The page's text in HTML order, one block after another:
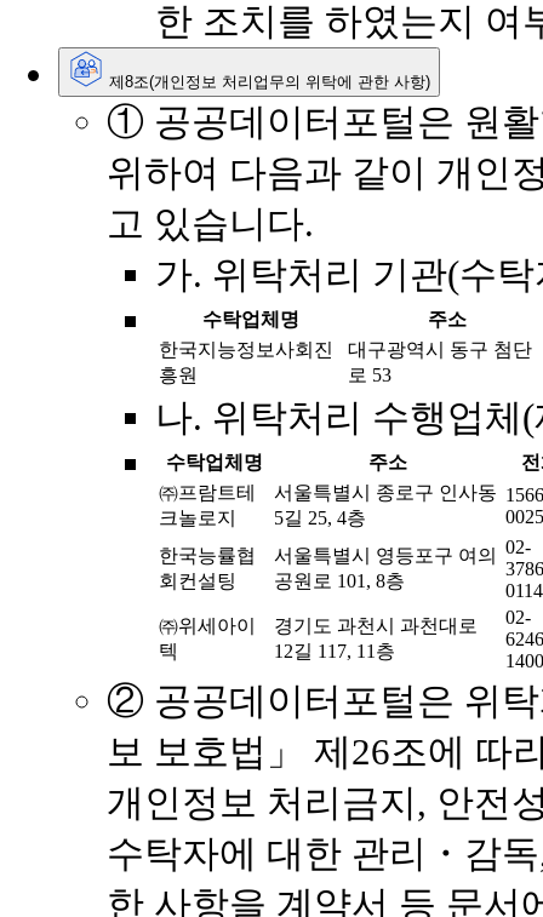
한 조치를 하였는지 여
제8조(개인정보 처리업무의 위탁에 관한 사항)
① 공공데이터포털은 원
위하여 다음과 같이 개인
고 있습니다.
가. 위탁처리 기관(수
수탁업체명
주소
한국지능정보사회진
흥원
대구광역시 동구 첨단
로 53
나. 위탁처리 수행업체
수탁업체명 주소
㈜프람트테
크놀로지
서울특별시 종로구 인사동
5길 25, 4층
0025
한국능률협
회컨설팅
서울특별시 영등포구 여의
공원로 101, 8층
02-
0114
㈜위세아이
텍
경기도 과천시 과천대로
12길 117, 11층
02-
1400
② 공공데이터포털은 위
보 보호법」 제26조에 따
개인정보 처리금지, 안전
수탁자에 대한 관리・감
한 사항을 계약서 등 문서